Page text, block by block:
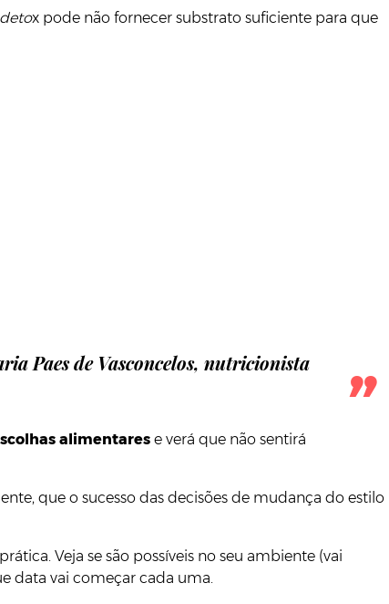
detox pode não fornecer substrato suficiente para que
Paes de Vasconcelos, nutricionista
alimentares e verá que não sentirá
que o sucesso das decisões de mudança do estilo
Veja se são possíveis no seu ambiente (vai
data vai começar cada uma.